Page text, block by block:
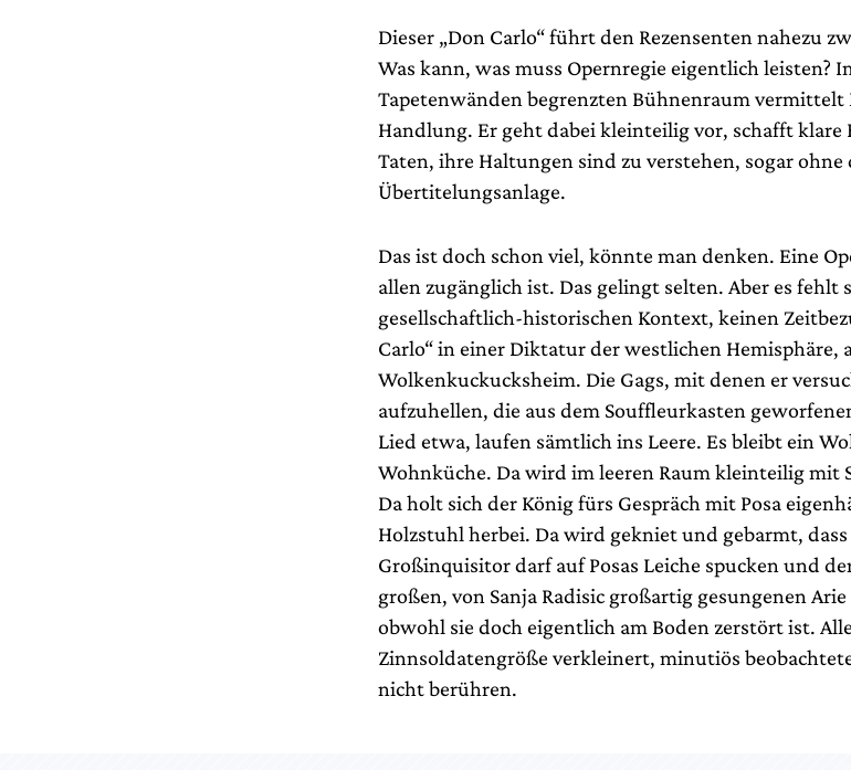
Dieser „Don Carlo“ führt den Rezensenten nahezu
Was kann, was muss Opernregie eigentlich leisten?
Tapetenwänden begrenzten Bühnenraum vermittelt
Handlung. Er geht dabei kleinteilig vor, schafft
Taten, ihre Haltungen sind zu verstehen, sogar ohne
Übertitelungsanlage.
Das ist doch schon viel, könnte man denken. Eine
allen zugänglich ist. Das gelingt selten. Aber es fehlt
gesellschaftlich-historischen Kontext, keinen
Carlo“ in einer Diktatur der westlichen Hemisphäre,
Wolkenkuckucksheim. Die Gags, mit denen er
aufzuhellen, die aus dem Souffleurkasten
Lied etwa, laufen sämtlich ins Leere. Es bleibt ein
Wohnküche. Da wird im leeren Raum kleinteilig mit
Da holt sich der König fürs Gespräch mit Posa
Holzstuhl herbei. Da wird gekniet und gebarmt,
Großinquisitor darf auf Posas Leiche spucken und
großen, von Sanja Radisic großartig gesungenen
obwohl sie doch eigentlich am Boden zerstört ist.
Zinnsoldatengröße verkleinert, minutiös
nicht berühren.